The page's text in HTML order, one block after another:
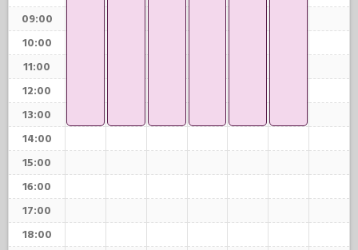
09:00
10:00
11:00
12:00
13:00
14:00
15:00
16:00
17:00
18:00